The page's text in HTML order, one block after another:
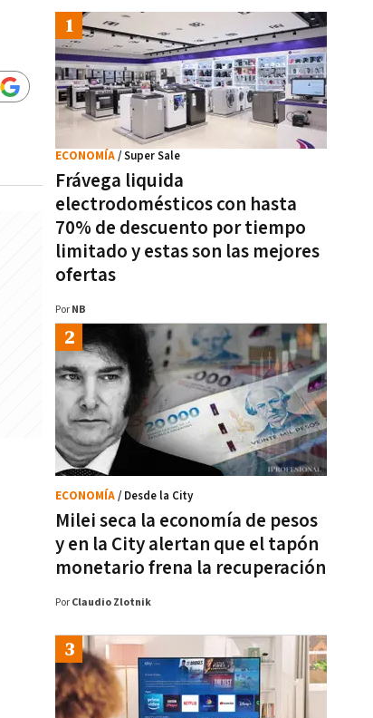
Frávega liquida
electrodomésticos con hasta
70% de descuento por tiempo
limitado y estas son las mejores
ofertas
ECONOMÍA/ Super Sale
Por NB
Milei seca la economía de pesos
y en la City alertan que el tapón
monetario frena la recuperación
ECONOMÍA/ Desde la City
Por Claudio Zlotnik